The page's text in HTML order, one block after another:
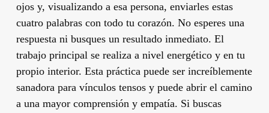
ojos y, visualizando a esa persona, enviarles estas
cuatro palabras con todo tu corazón. No esperes una
respuesta ni busques un resultado inmediato. El
trabajo principal se realiza a nivel energético y en tu
propio interior. Esta práctica puede ser increíblemente
sanadora para vínculos tensos y puede abrir el camino
a una mayor comprensión y empatía. Si buscas